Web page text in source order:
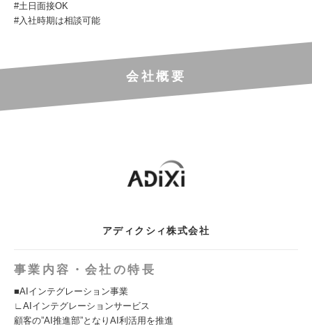
#土日面接OK
#入社時期は相談可能
会社概要
アディクシィ株式会社
事業内容・会社の特長
■AIインテグレーション事業
∟AIインテグレーションサービス
顧客の”AI推進部”となりAI利活⽤を推進